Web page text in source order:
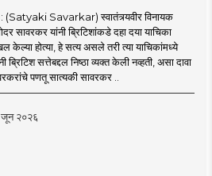
(Satyaki Savarkar) स्वातंत्र्यवीर विनायक
सावरकर यांनी ब्रिटिशांकडे दहा दया याचिका
केल्या होत्या, हे सत्य असले तरी त्या याचिकांमध्ये
ब्रिटिश सत्तेबद्दल निष्ठा व्यक्त केली नव्हती, असा दावा
पणतू सात्यकी सावरकर ..
२०२६